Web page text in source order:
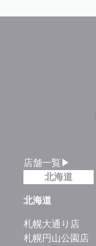
店舗一覧▶
北海道
北海道
札幌大通り店
札幌円山公園店